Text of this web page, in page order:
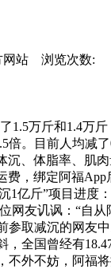
网站 浏览次数:
万斤和1.4万斤
。目前人均减
沉、体脂率、
费，绑定阿福
1亿斤”项目进
网友讥讽：“自
取减沉的网友
全国曾经有
外不妨，阿福